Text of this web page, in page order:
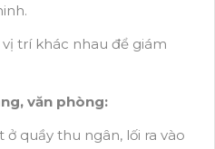
trí khác nhau để giám
văn phòng:
ở quầy thu ngân, lối ra vào